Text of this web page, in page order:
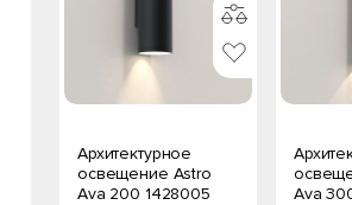
Архитектурное
освещение Astro
Ava 200 1428005
Ava